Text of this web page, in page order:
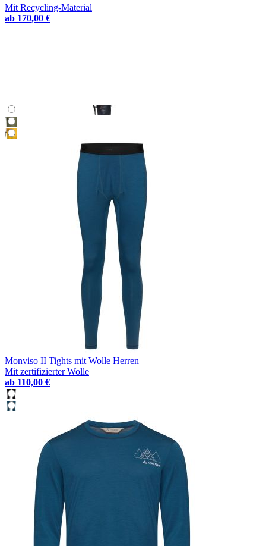
Mit Recycling-Material
ab 170,00 €
Monviso II Tights mit Wolle Herren
Mit zertifizierter Wolle
ab 110,00 €